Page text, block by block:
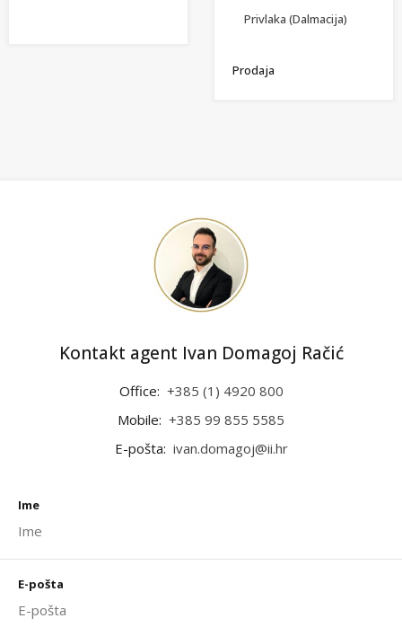
Privlaka (Dalmacija)
Prodaja
Kontakt agent Ivan Domagoj Račić
Office: +385 (1) 4920 800
Mobile: +385 99 855 5585
E-pošta: ivan.domagoj@ii.hr
Ime
E-pošta